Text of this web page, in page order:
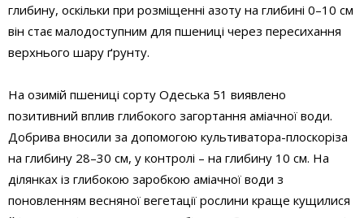
глибину, оскільки при розміщенні азоту на глибині 0–10 см
він стає малодоступним для пшениці через пересихання
верхнього шару ґрунту.
На озимій пшениці сорту Одеська 51 виявлено
позитивний вплив глибокого загортання аміачної води.
Добрива вносили за допомогою культиватора-плоскоріза
на глибину 28–30 см, у контролі – на глибину 10 см. На
ділянках із глибокою заробкою аміачної води з
поновленням весняної вегетації рослини краще кущилися